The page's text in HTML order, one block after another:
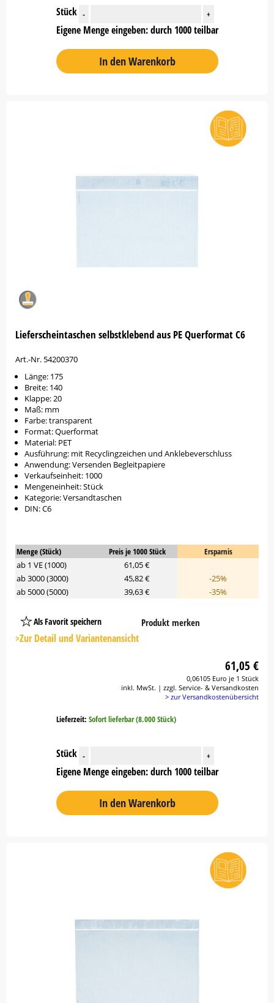
Stück - +
Eigene Menge eingeben: durch 1000 teilbar
In den Warenkorb
Lieferscheintaschen selbstklebend aus PE Querformat C6
Art.-Nr. 54200370
Länge: 175
Breite: 140
Klappe: 20
Maß: mm
Farbe: transparent
Format: Querformat
Material: PET
Ausführung: mit Recyclingzeichen und Anklebeverschluss
Anwendung: Versenden Begleitpapiere
Verkaufseinheit: 1000
Mengeneinheit: Stück
Kategorie: Versandtaschen
DIN: C6
Menge (Stück) Preis je 1000 Stück
Ersparnis
ab 1 VE (1000)
61,05 €
ab 3000 (3000)
45,82 €
-25%
ab 5000 (5000)
39,63 € -35%
Als Favorit speichern
Platzhalter
Button
Produkt merken
>Zur Detail und Variantenansicht
61,05 €
0,06105 Euro je 1 Stück
inkl. MwSt. | zzgl. Service- & Versandkosten
> zur Versandkostenübersicht
Lieferzeit: Sofort lieferbar (8.000 Stück)
Stück - +
Eigene Menge eingeben: durch 1000 teilbar
In den Warenkorb